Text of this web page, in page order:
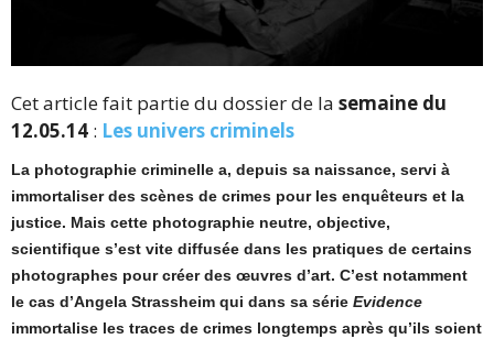
Cet article fait partie du dossier de la semaine du
12.05.14 : Les univers criminels
La photographie criminelle a, depuis sa naissance, servi à
immortaliser des scènes de crimes pour les enquêteurs et la
justice. Mais cette photographie neutre, objective,
scientifique s’est vite diffusée dans les pratiques de certains
photographes pour créer des œuvres d’art. C’est notamment
le cas d’Angela Strassheim qui dans sa série Evidence
immortalise les traces de crimes longtemps après qu’ils soient